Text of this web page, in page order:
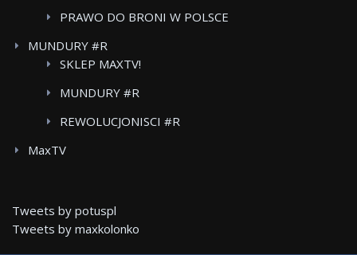
PRAWO DO BRONI W POLSCE
MUNDURY #R
SKLEP MAXTV!
MUNDURY #R
REWOLUCJONISCI #R
MaxTV
Tweets by potuspl
Tweets by maxkolonko